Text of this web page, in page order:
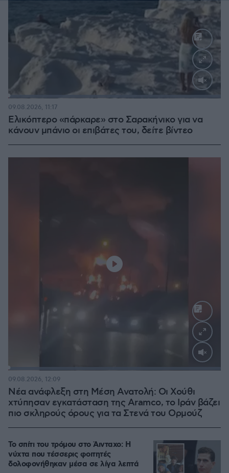
Loaded
Ελικόπτερο «πάρκαρε» στο Σαρακήνικο για να
κάνουν μπάνιο οι επιβάτες του, δείτε βίντεο
09.08.2026, 11:17
Νέα ανάφλεξη στη Μέση Ανατολή: Οι Χούθι
χτύπησαν εγκατάσταση της Aramco, το Ιράν βάζει
πιο σκληρούς όρους για τα Στενά του Ορμούζ
09.08.2026, 12:09
Το σπίτι του τρόμου στο Άινταχο: Η
νύχτα που τέσσερις φοιτητές
δολοφονήθηκαν μέσα σε λίγα λεπτά